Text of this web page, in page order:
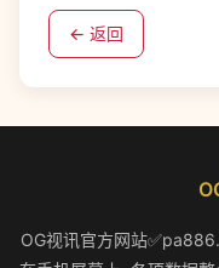
← 返回
OG视讯官方网站